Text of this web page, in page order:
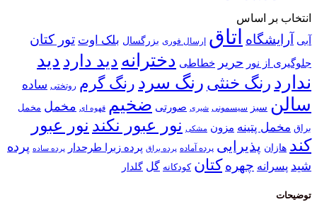
انتخاب بر اساس
آبی آرایشگاهاتاق ارسال فوری بزرگسال بلک اوت تور کتان
جلوگیری از نور حریر خطاطی دخترانهدید دارددید
نداردرنگ خنثی رنگ سردرنگ گرم روتختی ساده
سالن سبز سیسمونی شیری صورتی ضخیم قهوه ای مخمل مخمل
براق مخمل پتینه مزون مشکی نور عبور نکندنور عبور
کند هازان پذیرایی پرده آماده پرده براق پرده زبرا طرحدار پرده ساده پرده
شید پسرانه چهرهکتان کودکانه گل گلدار
توضیحات